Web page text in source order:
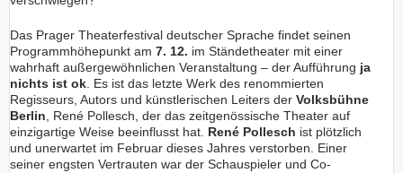
Das Prager Theaterfestival deutscher Sprache findet seinen
Programmhöhepunkt am 7. 12. im Ständetheater mit einer
wahrhaft außergewöhnlichen Veranstaltung – der Aufführung ja
nichts ist ok . Es ist das letzte Werk des renommierten
Regisseurs, Autors und künstlerischen Leiters der Volksbühne
Berlin , René Pollesch, der das zeitgenössische Theater auf
einzigartige Weise beeinflusst hat. René Pollesch ist plötzlich
und unerwartet im Februar dieses Jahres verstorben. Einer
seiner engsten Vertrauten war der Schauspieler und Co-